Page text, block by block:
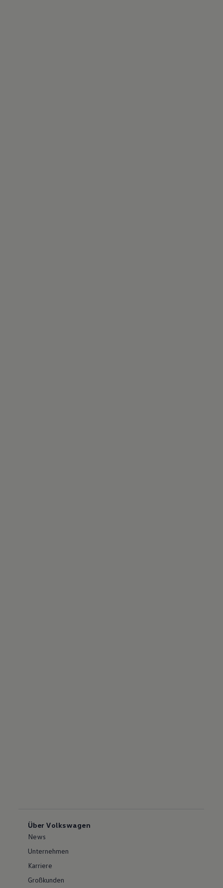
Über Volkswagen
News
Unternehmen
Karriere
Großkunden